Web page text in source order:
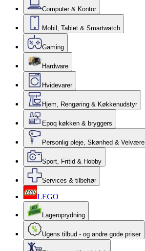
Computer & Kontor
Mobil, Tablet & Smartwatch
Gaming
Hardware
Hvidevarer
Hjem, Rengøring & Køkkenudstyr
Epoq køkken & bryggers
Personlig pleje, Skønhed & Velvære
Sport, Fritid & Hobby
Services & tilbehør
LEGO
Lageroprydning
Ugens tilbud - og andre gode priser